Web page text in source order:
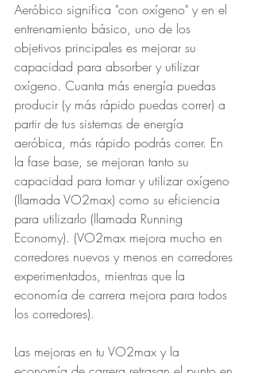
Aeróbico significa "con oxígeno" y en el
entrenamiento básico, uno de los
objetivos principales es mejorar su
capacidad para absorber y utilizar
oxígeno. Cuanta más energía puedas
producir (y más rápido puedas correr) a
partir de tus sistemas de energía
aeróbica, más rápido podrás correr. En
la fase base, se mejoran tanto su
capacidad para tomar y utilizar oxígeno
(llamada VO2max) como su eficiencia
para utilizarlo (llamada Running
Economy). (VO2max mejora mucho en
corredores nuevos y menos en corredores
experimentados, mientras que la
economía de carrera mejora para todos
los corredores).
Las mejoras en tu VO2max y la